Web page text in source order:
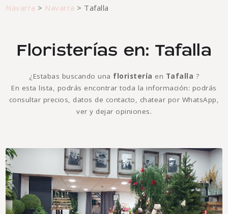
Navarra > Navarra > Tafalla
Floristerías en: Tafalla
¿Estabas buscando una floristería en Tafalla ?
En esta lista, podrás encontrar toda la información: podrás
consultar precios, datos de contacto, chatear por WhatsApp,
ver y dejar opiniones.